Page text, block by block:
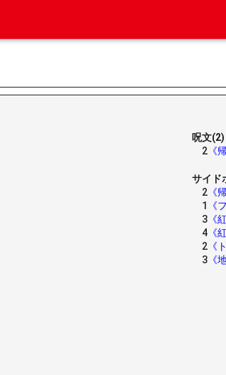
呪文(2)
2 《
サイド
2 《
1
《
3 《
4 《
2 《
3 《